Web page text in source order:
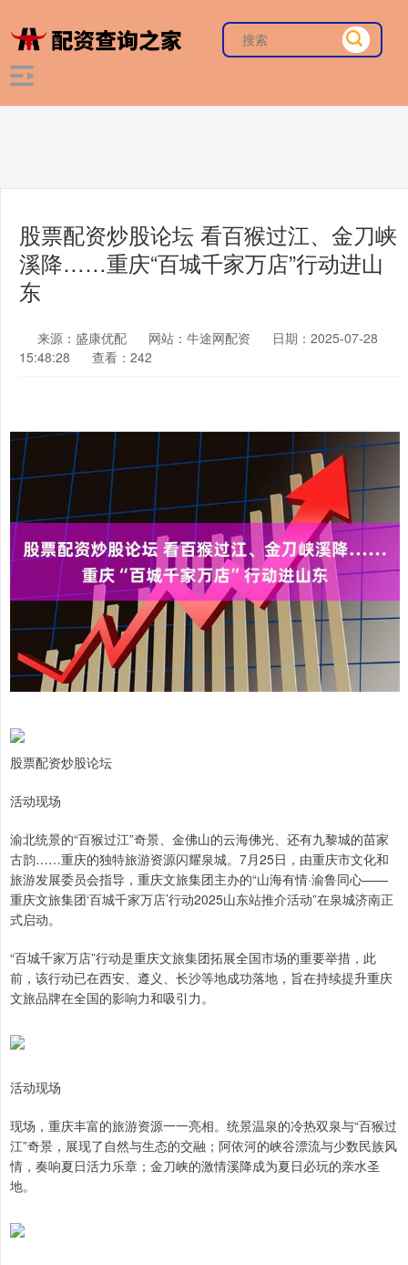
股票配资炒股论坛 看百猴过江、金刀峡
溪降……重庆“百城千家万店”行动进山
东
来源：盛康优配 网站：牛途网配资
日期：2025-07-28
15:48:28
查看：242
股票配资炒股论坛
活动现场
渝北统景的“百猴过江”奇景、金佛山的云海佛光、还有九黎城的苗家
古韵……重庆的独特旅游资源闪耀泉城。7月25日，由重庆市文化和
旅游发展委员会指导，重庆文旅集团主办的“山海有情·渝鲁同心——
重庆文旅集团‘百城千家万店’行动2025山东站推介活动”在泉城济南正
式启动。
“百城千家万店”行动是重庆文旅集团拓展全国市场的重要举措，此
前，该行动已在西安、遵义、长沙等地成功落地，旨在持续提升重庆
文旅品牌在全国的影响力和吸引力。
活动现场
现场，重庆丰富的旅游资源一一亮相。统景温泉的冷热双泉与“百猴过
江”奇景，展现了自然与生态的交融；阿依河的峡谷漂流与少数民族风
情，奏响夏日活力乐章；金刀峡的激情溪降成为夏日必玩的亲水圣
地。